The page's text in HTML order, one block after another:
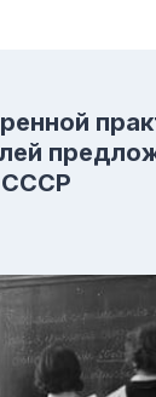
СССР